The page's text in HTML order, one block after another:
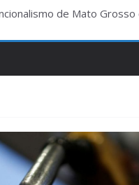
de Mato Grosso